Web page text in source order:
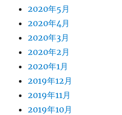
2020年5月
2020年4月
2020年3月
2020年2月
2020年1月
2019年12月
2019年11月
2019年10月